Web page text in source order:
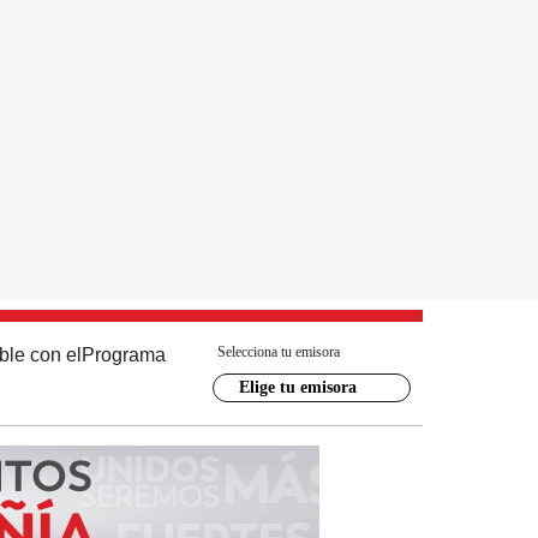
con el Programa Selecciona tu emisora
Elige tu emisora